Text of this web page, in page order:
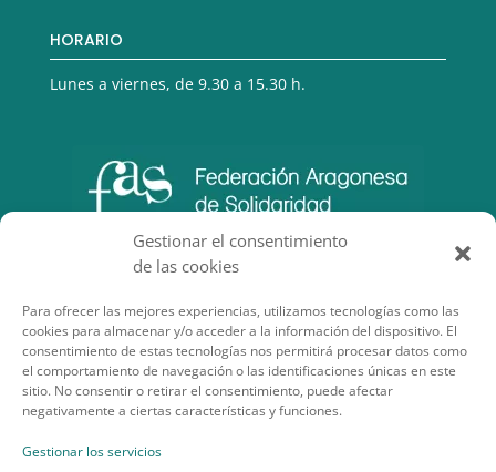
Gestionar el consentimiento
de las cookies
Para ofrecer las mejores experiencias, utilizamos tecnologías como las
cookies para almacenar y/o acceder a la información del dispositivo. El
consentimiento de estas tecnologías nos permitirá procesar datos como
el comportamiento de navegación o las identificaciones únicas en este
sitio. No consentir o retirar el consentimiento, puede afectar
negativamente a ciertas características y funciones.
Gestionar los servicios
HORARIO
Lunes a viernes, de 9.30 a 15.30 h.
SECCIONES DE INTERÉS